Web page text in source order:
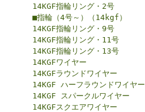
14KGF指輪リング・2号
■指輪（4号～）（14kgf）
14KGF指輪リング・9号
14KGF指輪リング・11号
14KGF指輪リング・13号
14KGFワイヤー
14KGFラウンドワイヤー
14KGF ハーフラウンドワイヤー
14KGF スパークルワイヤー
14KGFスクエアワイヤー